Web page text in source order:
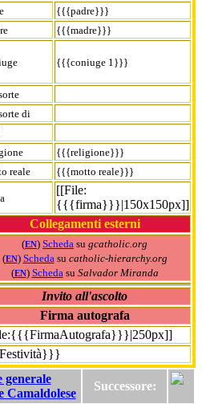
{{{padre}}}
{{{madre}}}
{{{coniuge 1}}}
di
{{{religione}}}
reale
{{{motto reale}}}
[[File:
{{{firma}}}|150x150px]]
Collegamenti esterni
(EN) Scheda su gcatholic.org
(EN) Scheda su catholic-hierarchy.org
(EN) Scheda su Salvador Miranda
Invito all'ascolto
Firma autografa
generale
Camaldolese
Successore: